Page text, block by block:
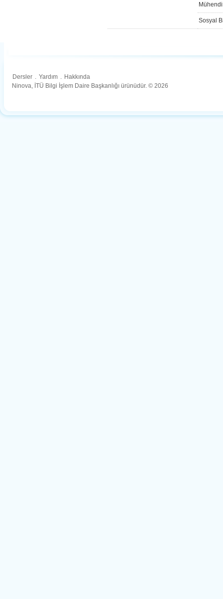
Sosyal
Dersler . Yardım . Hakkında
Ninova, İTÜ Bilgi İşlem Daire Başkanlığı ürünüdür. © 2026